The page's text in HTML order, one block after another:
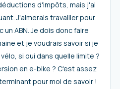
d'impôts, mais j'ai
J'aimerais travailler pour
un ABN. Je dois donc faire
et je voudrais savoir si je
si oui dans quelle limite ?
en e-bike ? C'est assez
pour moi de savoir !